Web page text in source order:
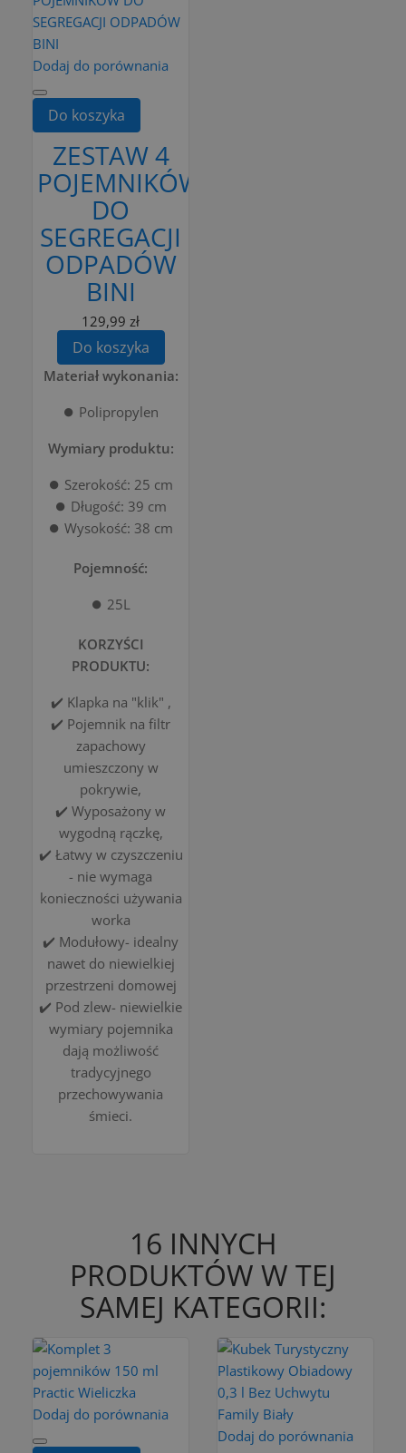
Dodaj do porównania
Do koszyka
ZESTAW 4
POJEMNIKÓW
DO
SEGREGACJI
ODPADÓW
BINI
129,99 zł
Do koszyka
Materiał wykonania:
⏺️ Polipropylen
Wymiary produktu:
⏺️ Szerokość: 25 cm
⏺️ Długość: 39 cm
⏺️ Wysokość: 38 cm
Pojemność:
⏺️ 25L
KORZYŚCI
PRODUKTU:
✔️ Klapka na "klik" ,
✔️ Pojemnik na filtr
zapachowy
umieszczony w
pokrywie,
✔️ Wyposażony w
wygodną rączkę,
✔️ Łatwy w czyszczeniu
- nie wymaga
konieczności używania
worka
✔️ Modułowy- idealny
nawet do niewielkiej
przestrzeni domowej
✔️ Pod zlew- niewielkie
wymiary pojemnika
dają możliwość
tradycyjnego
przechowywania
śmieci.
16 INNYCH
PRODUKTÓW W TEJ
SAMEJ KATEGORII:
Dodaj do porównania
Dodaj do porównania